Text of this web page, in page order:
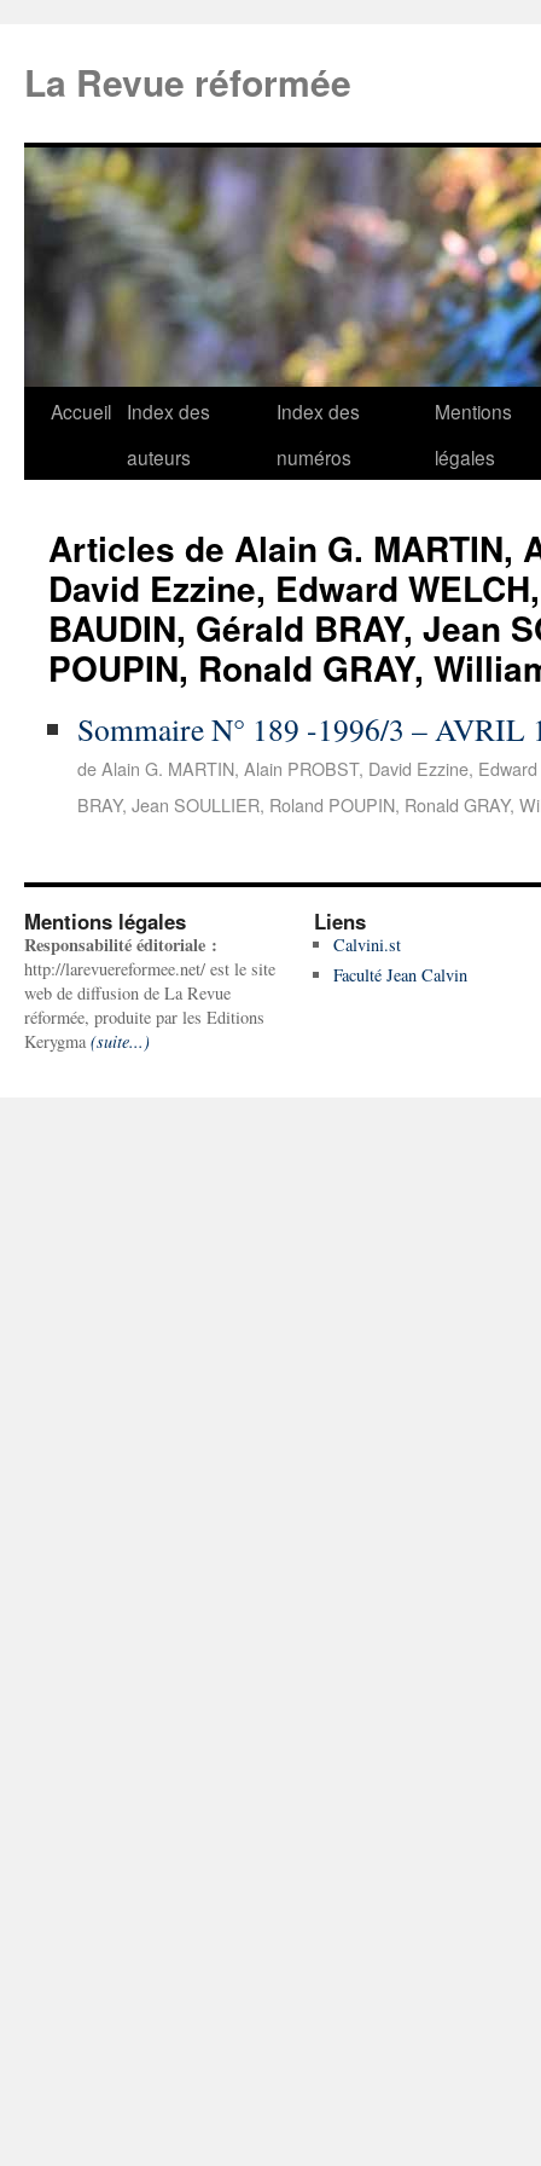
La Revue réformée
Accueil
Index des
auteurs
Index des
numéros
Mentions
légales
Articles de Alain G. MARTIN,
David Ezzine, Edward
BAUDIN, Gérald BRAY, Jean
POUPIN, Ronald GRAY,
Sommaire N° 189 -1996/3 –
de Alain G. MARTIN, Alain PROBST, David Ezzine,
BRAY, Jean SOULLIER, Roland POUPIN, Ronald GRAY,
Mentions légales
Responsabilité éditoriale :
http://larevuereformee.net/ est le site
web de diffusion de La Revue
réformée, produite par les Editions
Kerygma (suite...)
Liens
Calvini.st
Faculté Jean Calvin